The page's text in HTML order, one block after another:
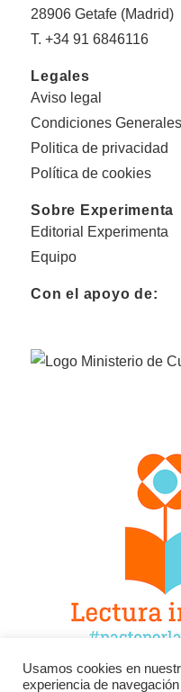
28906 Getafe (Madrid)
T. +34 91 6846116
Legales
Aviso legal
Condiciones
Politica de privacidad
Política de cookies
Sobre Experimenta
Editorial Experimenta
Equipo
Con el apoyo de:
Usamos cookies en
experiencia de